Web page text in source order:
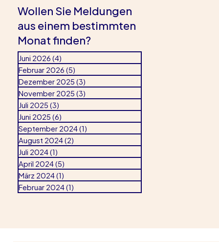
Wollen Sie Meldungen
aus einem bestimmten
Monat finden?
Juni 2026(4)
Februar 2026(5)
Dezember 2025(3)
November 2025(3)
Juli 2025(3)
Juni 2025(6)
September 2024(1)
August 2024(2)
Juli 2024(1)
April 2024(5)
März 2024(1)
Februar 2024(1)